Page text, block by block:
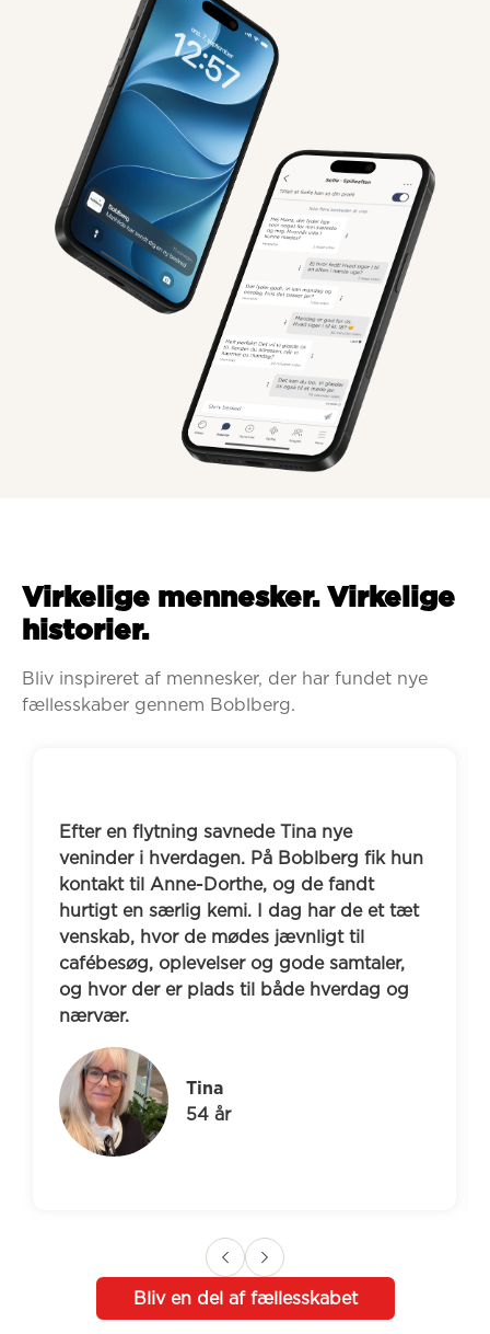
Virkelige mennesker. Virkelige
historier.
Bliv inspireret af mennesker, der har fundet nye
fællesskaber gennem Boblberg.
Efter en flytning savnede Tina nye
veninder i hverdagen. På Boblberg fik hun
kontakt til Anne-Dorthe, og de fandt
hurtigt en særlig kemi. I dag har de et tæt
venskab, hvor de mødes jævnligt til
cafébesøg, oplevelser og gode samtaler,
og hvor der er plads til både hverdag og
nærvær.
Tina
54 år
Bliv en del af fællesskabet